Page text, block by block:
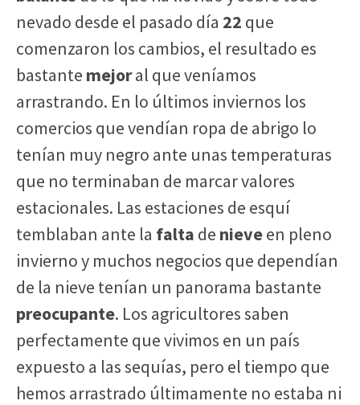
nevado desde el pasado día 22 que
comenzaron los cambios, el resultado es
bastante mejoral que veníamos
arrastrando. En lo últimos inviernos los
comercios que vendían ropa de abrigo lo
tenían muy negro ante unas temperaturas
que no terminaban de marcar valores
estacionales. Las estaciones de esquí
temblaban ante la falta de nieveen pleno
invierno y muchos negocios que dependían
de la nieve tenían un panorama bastante
preocupante. Los agricultores saben
perfectamente que vivimos en un país
expuesto a las sequías, pero el tiempo que
hemos arrastrado últimamente no estaba ni